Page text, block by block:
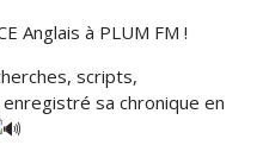
Anglais à PLUM FM !
scripts,
sa chronique en